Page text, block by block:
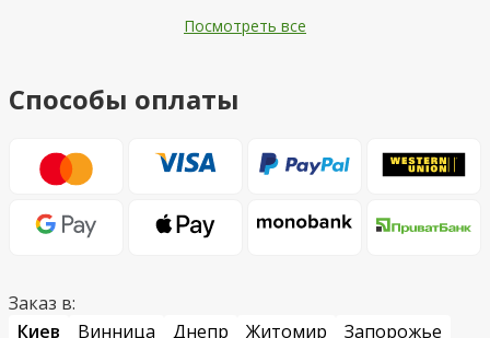
Посмотреть все
Способы оплаты
Заказ в:
Киев
Винница Днепр Житомир
Запорожье